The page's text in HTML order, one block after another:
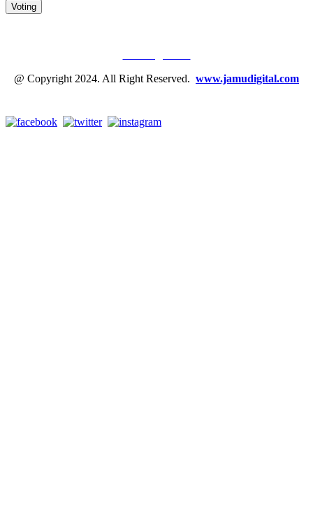
@ Copyright 2024. All Right Reserved. www.jamudigital.com